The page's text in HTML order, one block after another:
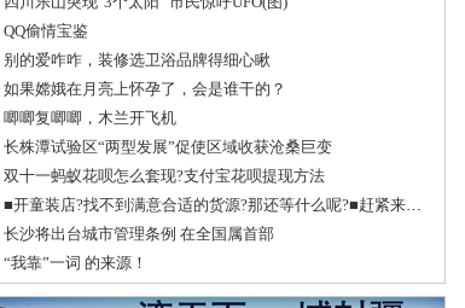
QQ偷情宝鉴
别的爱咋咋，装修选卫浴品牌得细心瞅
如果嫦娥在月亮上怀孕了，会是谁干的？
唧唧复唧唧，木兰开飞机
长株潭试验区“两型发展”促使区域收获沧桑巨变
双十一蚂蚁花呗怎么套现?支付宝花呗提现方法
■开童装店?找不到满意合适的货源?那还等什么呢?■赶紧来看看吧!
长沙将出台城市管理条例 在全国属首部
“我靠”一词 的来源！